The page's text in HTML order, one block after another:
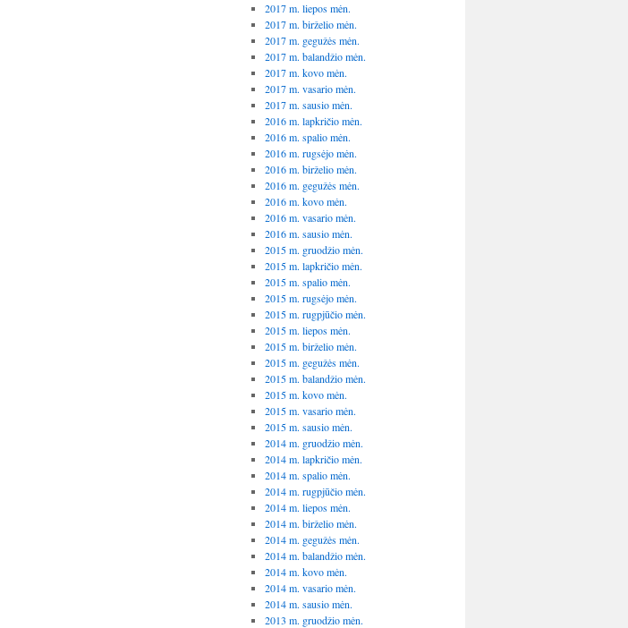
2017 m. liepos mėn.
2017 m. birželio mėn.
2017 m. gegužės mėn.
2017 m. balandžio mėn.
2017 m. kovo mėn.
2017 m. vasario mėn.
2017 m. sausio mėn.
2016 m. lapkričio mėn.
2016 m. spalio mėn.
2016 m. rugsėjo mėn.
2016 m. birželio mėn.
2016 m. gegužės mėn.
2016 m. kovo mėn.
2016 m. vasario mėn.
2016 m. sausio mėn.
2015 m. gruodžio mėn.
2015 m. lapkričio mėn.
2015 m. spalio mėn.
2015 m. rugsėjo mėn.
2015 m. rugpjūčio mėn.
2015 m. liepos mėn.
2015 m. birželio mėn.
2015 m. gegužės mėn.
2015 m. balandžio mėn.
2015 m. kovo mėn.
2015 m. vasario mėn.
2015 m. sausio mėn.
2014 m. gruodžio mėn.
2014 m. lapkričio mėn.
2014 m. spalio mėn.
2014 m. rugpjūčio mėn.
2014 m. liepos mėn.
2014 m. birželio mėn.
2014 m. gegužės mėn.
2014 m. balandžio mėn.
2014 m. kovo mėn.
2014 m. vasario mėn.
2014 m. sausio mėn.
2013 m. gruodžio mėn.